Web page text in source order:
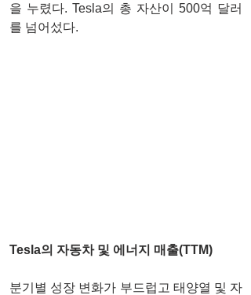
을 누렸다. Tesla의 총 자산이 500억 달러
를 넘어섰다.
Tesla의 자동차 및 에너지 매출(TTM)
분기별 성장 변화가 부드럽고 태양열 및 자